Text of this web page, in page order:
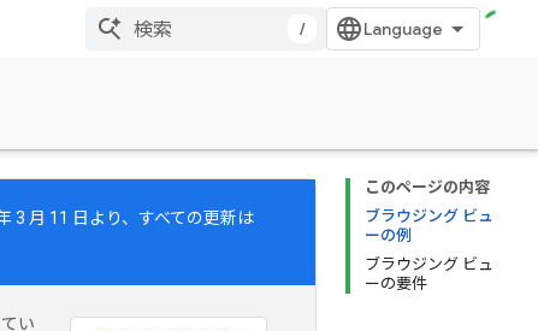
/
このページの内容
ブラウジング ビュ
ーの例
ブラウジング ビュ
ーの要件
3 月 11 日より、すべての更新は
い